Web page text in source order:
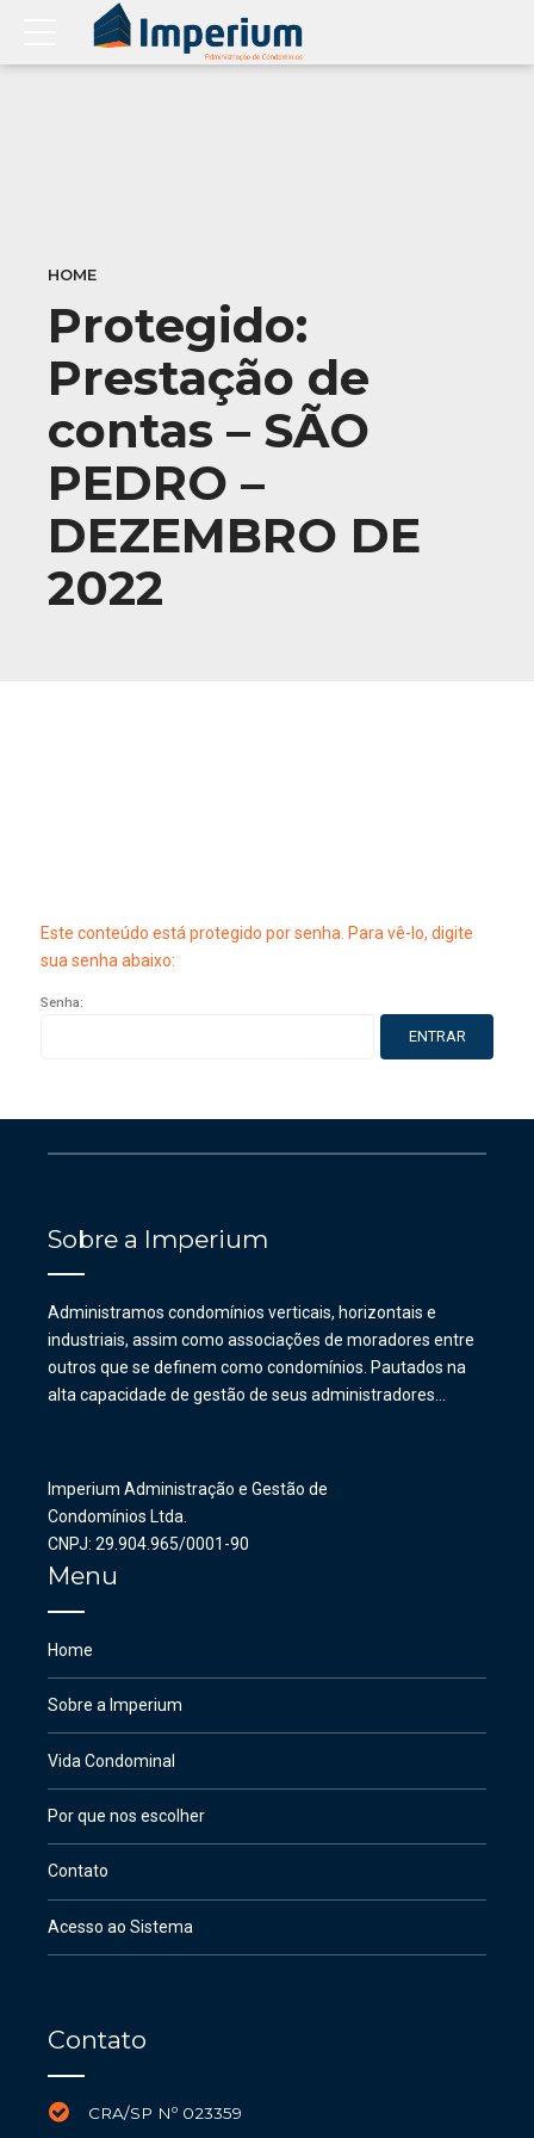
HOME
Protegido:
Prestação de
contas – SÃO
PEDRO –
DEZEMBRO DE
2022
Este conteúdo está protegido por senha. Para vê-lo, digite
sua senha abaixo:
Senha:
Sobre a Imperium
Administramos condomínios verticais, horizontais e
industriais, assim como associações de moradores entre
outros que se definem como condomínios. Pautados na
alta capacidade de gestão de seus administradores…
Imperium Administração e Gestão de
Condomínios Ltda.
CNPJ: 29.904.965/0001-90
Menu
Home
Sobre a Imperium
Vida Condominal
Por que nos escolher
Contato
Acesso ao Sistema
Contato
CRA/SP Nº 023359